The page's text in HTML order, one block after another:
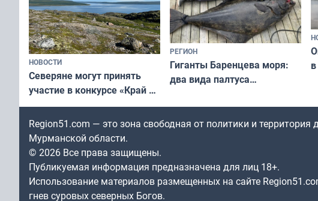
НОВОСТИ
Северяне могут принять
участие в конкурсе «Край у
северной границы: фотогид
по Печенгскому округу»
РЕГИОН
Гиганты Баренцева моря:
два вида палтуса
Region51.com — это зона свободная от политики и
Мурманской области.
© 2026 Все права защищены.
Публикуемая информация предназначена для лиц 18+.
Использование материалов размещенных на сайте
гнев суровых северных Богов.